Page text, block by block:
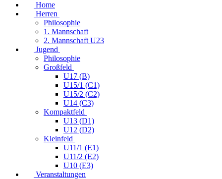
Home
Herren
Philosophie
1. Mannschaft
2. Mannschaft U23
Jugend
Philosophie
Großfeld
U17 (B)
U15/1 (C1)
U15/2 (C2)
U14 (C3)
Kompaktfeld
U13 (D1)
U12 (D2)
Kleinfeld
U11/1 (E1)
U11/2 (E2)
U10 (E3)
Veranstaltungen